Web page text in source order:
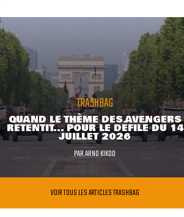
TRASHBAG
QUAND LE THÈME DES AVENGERS
RETENTIT... POUR LE DÉFILÉ DU 14
JUILLET 2026
PARARNO KIKOO
VOIR TOUS LES ARTICLES TRASHBAG